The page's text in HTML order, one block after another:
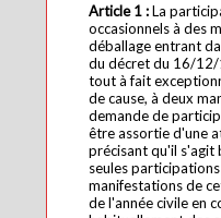
Article 1 :La
occasionnels à des
déballage entrant
du décret du 16/
tout à fait
de cause, à deux
demande de
être assortie d'une
précisant qu'il s'agit
seules
manifestations de
de l'année civile en